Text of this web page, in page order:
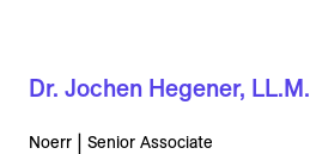
Dr. Jochen Hegener, LL.M.
Noerr | Senior Associate